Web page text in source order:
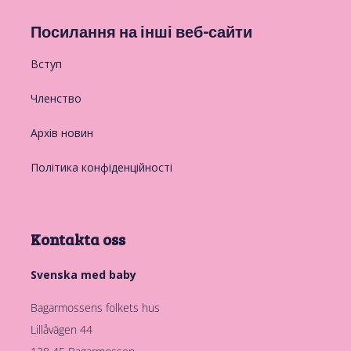
Посилання на інші веб-сайти
Вступ
Членство
Архів новин
Політика конфіденційності
Kontakta oss
Svenska med baby
Bagarmossens folkets hus
Lillåvägen 44